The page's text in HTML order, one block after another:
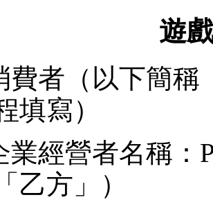
遊
費者（以下簡稱
填寫）
業經營者名稱：
乙方」）